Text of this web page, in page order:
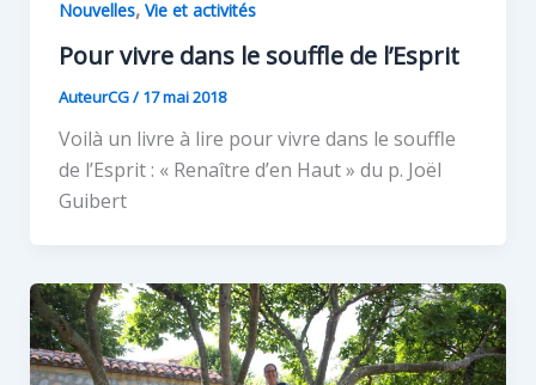
Nouvelles, Vie et activités
Pour vivre dans le souffle de l’Esprit
AuteurCG/17 mai 2018
Voilà un livre à lire pour vivre dans le souffle
de l’Esprit : « Renaître d’en Haut » du p. Joël
Guibert